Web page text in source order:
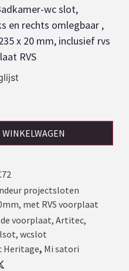
wc slot,
en rechts omlegbaar ,
x 20 mm, inclusief rvs
RVS
projectsloten
met RVS voorplaat
voorplaat, Artitec,
, wcslot
Heritage, Mi satori